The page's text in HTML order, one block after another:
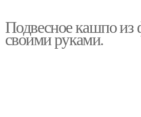
Кашпо с петуниями
Подвесное кашпо из
своими руками.